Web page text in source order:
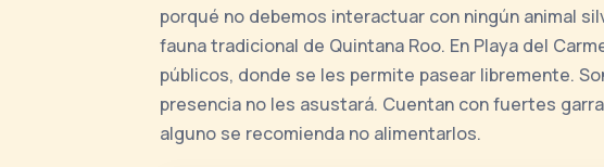
porqué no debemos interactuar con ningún animal
fauna tradicional de Quintana Roo. En Playa del
públicos, donde se les permite pasear libremente.
presencia no les asustará. Cuentan con fuertes
alguno se recomienda no alimentarlos.